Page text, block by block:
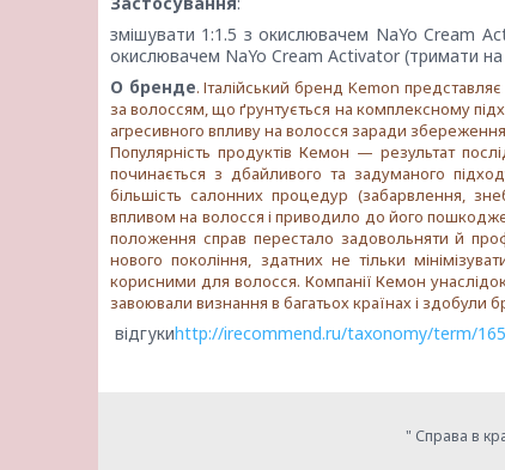
змішувати 1:1.5 з окислювачем NaYo Cream
окислювачем NaYo Cream Activator (тримати на
О бренде. Італійський бренд Kemon
за волоссям, що ґрунтується на комплексному
агресивного впливу на волосся заради
Популярність продуктів Кемон — результат
починається з дбайливого та задуманого
більшість салонних процедур (забарвлення,
впливом на волосся і приводило до його
положення справ перестало задовольняти й
нового покоління, здатних не тільки
корисними для волосся. Компанії Кемон
завоювали визнання в багатьох країнах і здобули
відгукиhttp://irecommend.ru/taxonomy/term/